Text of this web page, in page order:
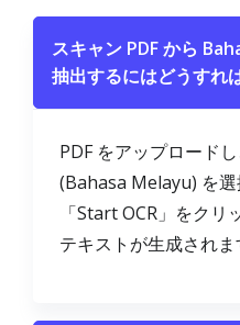
スキャン PDF から
抽出するにはどうすれ
PDF をアップロード
(Bahasa Melayu) を選
「Start OCR」をク
テキストが生成されま